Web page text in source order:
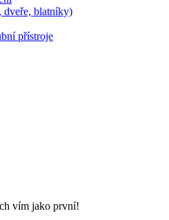
dveře, blatníky)
přístroje
vím jako první!